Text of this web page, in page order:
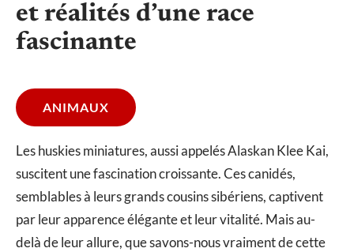
et réalités d’une race
fascinante
ANIMAUX
Les huskies miniatures, aussi appelés Alaskan Klee Kai,
suscitent une fascination croissante. Ces canidés,
semblables à leurs grands cousins sibériens, captivent
par leur apparence élégante et leur vitalité. Mais au-
delà de leur allure, que savons-nous vraiment de cette